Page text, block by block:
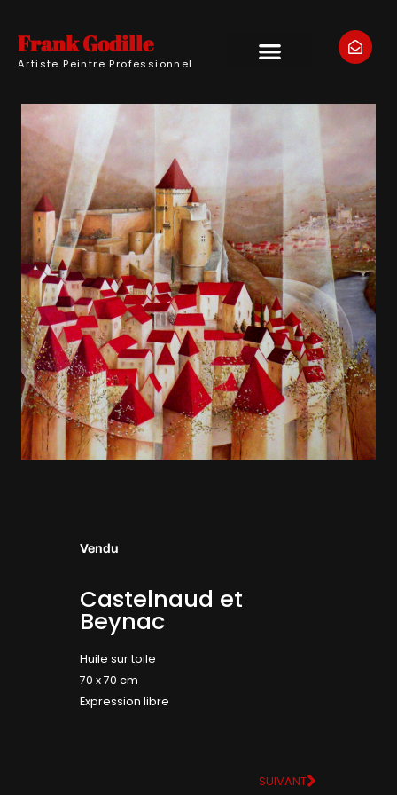
Frank Godille
Artiste Peintre Professionnel
Vendu
Castelnaud et
Beynac
Huile sur toile
70 x 70 cm
Expression libre
SUIVANT